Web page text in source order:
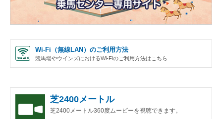
Wi-Fi（無線LAN）のご利用方法
競馬場やウインズにおけるWi-Fiのご利用方法はこちら
芝2400メートル
芝2400メートル360度ムービーを視聴できます。